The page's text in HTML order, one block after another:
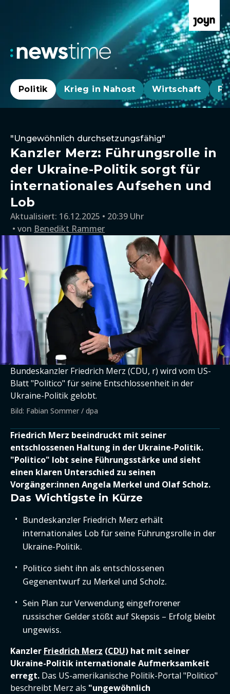
Politik Krieg in Nahost Wirtschaft
"Ungewöhnlich durchsetzungsfähig"
Kanzler Merz: Führungsrolle in
der Ukraine-Politik sorgt für
internationales Aufsehen und
Lob
Aktualisiert: 16.12.2025 • 20:39 Uhr
von Benedikt Rammer
Bundeskanzler Friedrich Merz (CDU, r) wird vom US-
Blatt "Politico" für seine Entschlossenheit in der
Ukraine-Politik gelobt.
Bild: Fabian Sommer / dpa
Friedrich Merz beeindruckt mit seiner
entschlossenen Haltung in der Ukraine-Politik.
"Politico" lobt seine Führungsstärke und sieht
einen klaren Unterschied zu seinen
Vorgänger:innen Angela Merkel und Olaf Scholz.
Das Wichtigste in Kürze
Bundeskanzler Friedrich Merz erhält
internationales Lob für seine Führungsrolle in der
Ukraine-Politik.
Politico sieht ihn als entschlossenen
Gegenentwurf zu Merkel und Scholz.
Sein Plan zur Verwendung eingefrorener
russischer Gelder stößt auf Skepsis – Erfolg bleibt
ungewiss.
Kanzler Friedrich Merz (CDU) hat mit seiner
Ukraine-Politik internationale Aufmerksamkeit
erregt. Das US-amerikanische Politik-Portal "Politico"
beschreibt Merz als "ungewöhnlich